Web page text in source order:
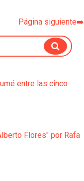
Página siguiente➡️
entre las cinco
Flores" por Rafa